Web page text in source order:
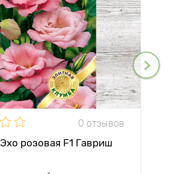
0 отзывов
розовая F1 Гавриш